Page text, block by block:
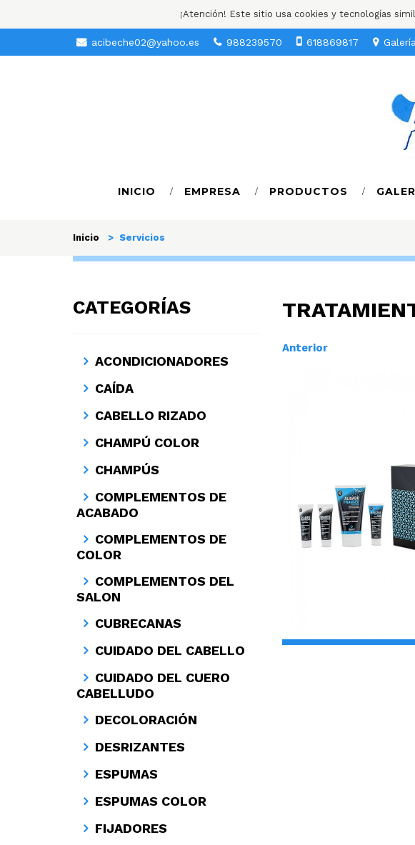
¡Atención! Este sitio usa cookies y tecnologías
acibeche02@yahoo.es 988239570 618869817
INICIO EMPRESA PRODUCTOS
Inicio > Servicios
CATEGORÍAS
ACONDICIONADORES
CAÍDA
CABELLO RIZADO
CHAMPÚ COLOR
CHAMPÚS
COMPLEMENTOS DE
ACABADO
COMPLEMENTOS DE
COLOR
COMPLEMENTOS DEL
SALON
CUBRECANAS
CUIDADO DEL CABELLO
CUIDADO DEL CUERO
CABELLUDO
DECOLORACIÓN
DESRIZANTES
ESPUMAS
ESPUMAS COLOR
FIJADORES
Anterior